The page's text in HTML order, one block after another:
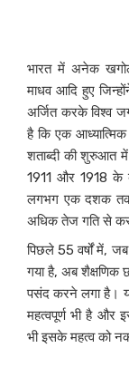
भारत में अनेक खगोल
माधव आदि हुए
अर्जित करके विश्व
है कि एक
शताब्दी की शुरुआत
1911 और 1918 के
लगभग एक दशक तक
अधिक तेज गति से
पिछले 55 वर्षों में,
गया है, अब शैक्षणिक
पसंद करने लगा है।
महत्वपूर्ण भी है और
भी इसके महत्व को